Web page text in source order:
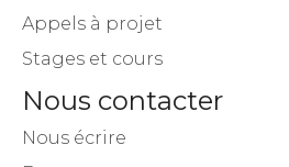
Appels à projet
Stages et cours
Nous contacter
Nous écrire